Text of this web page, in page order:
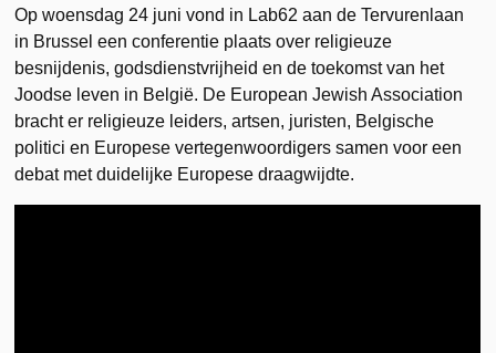
Op woensdag 24 juni vond in Lab62 aan de Tervurenlaan
in Brussel een conferentie plaats over religieuze
besnijdenis, godsdienstvrijheid en de toekomst van het
Joodse leven in België. De European Jewish Association
bracht er religieuze leiders, artsen, juristen, Belgische
politici en Europese vertegenwoordigers samen voor een
debat met duidelijke Europese draagwijdte.